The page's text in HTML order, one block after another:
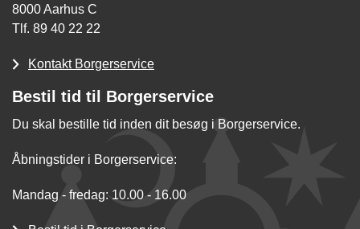
8000 Aarhus C
Tlf. 89 40 22 22
Kontakt Borgerservice
Bestil tid til Borgerservice
Du skal bestille tid inden dit besøg i Borgerservice.
Åbningstider i Borgerservice:
Mandag - fredag: 10.00 - 16.00